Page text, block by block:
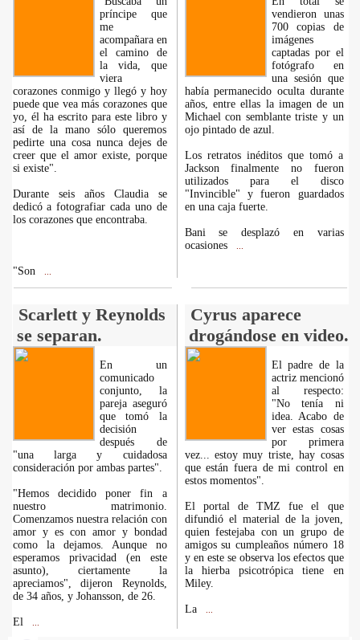
príncipe que
me
acompañara en
el camino de
la vida, que
viera
corazones conmigo y llegó y hoy
puede que vea más corazones que
yo, él ha escrito para este libro y
así de la mano sólo queremos
pedirte una cosa nunca dejes de
creer que el amor existe, porque
si existe".
Durante seis años Claudia se
dedicó a fotografiar cada uno de
los corazones que encontraba.
"Son
vendieron unas
700 copias de
imágenes
captadas por el
fotógrafo en
una sesión que
había permanecido oculta durante
años, entre ellas la imagen de un
Michael con semblante triste y un
ojo pintado de azul.
Los retratos inéditos que tomó a
Jackson finalmente no fueron
utilizados para el disco
"Invincible" y fueron guardados
en una caja fuerte.
Bani se desplazó en varias
ocasiones
Scarlett y Reynolds
se separan.
Cyrus aparece
drogándose en video.
En un
comunicado
conjunto, la
pareja aseguró
que tomó la
decisión
después de
"una larga y cuidadosa
consideración por ambas partes".
"Hemos decidido poner fin a
nuestro matrimonio.
Comenzamos nuestra relación con
amor y es con amor y bondad
como la dejamos. Aunque no
esperamos privacidad (en este
asunto), ciertamente la
apreciamos", dijeron Reynolds,
de 34 años, y Johansson, de 26.
El
El padre de la
actriz mencionó
al respecto:
"No tenía ni
idea. Acabo de
ver estas cosas
por primera
vez... estoy muy triste, hay cosas
que están fuera de mi control en
estos momentos".
El portal de TMZ fue el que
difundió el material de la joven,
quien festejaba con un grupo de
amigos su cumpleaños número 18
y en este se observa los efectos que
la hierba psicotrópica tiene en
Miley.
La